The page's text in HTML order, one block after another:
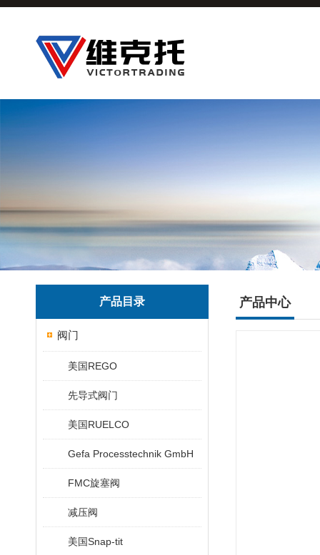
产品目录
阀门
美国REGO
先导式阀门
美国RUELCO
Gefa Processtechnik GmbH
FMC旋塞阀
减压阀
美国Snap-tit
产品中心